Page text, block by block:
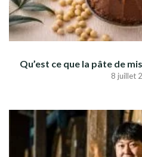
Qu’est ce que la pâte de
8 juillet